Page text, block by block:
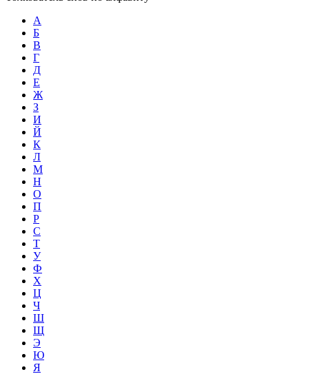
А
Б
В
Г
Д
Е
Ж
З
И
Й
К
Л
М
Н
О
П
Р
С
Т
У
Ф
Х
Ц
Ч
Ш
Щ
Э
Ю
Я